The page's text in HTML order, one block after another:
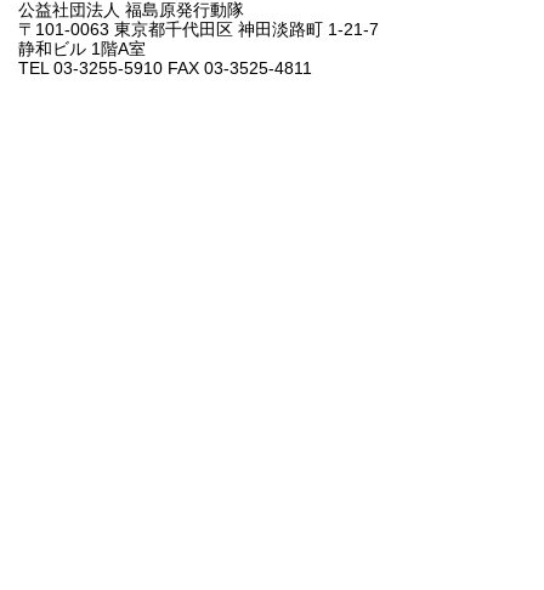
公益社団法人 福島原発行動隊
〒101-0063 東京都千代田区 神田淡路町 1-21-7
静和ビル 1階A室
TEL 03-3255-5910 FAX 03-3525-4811